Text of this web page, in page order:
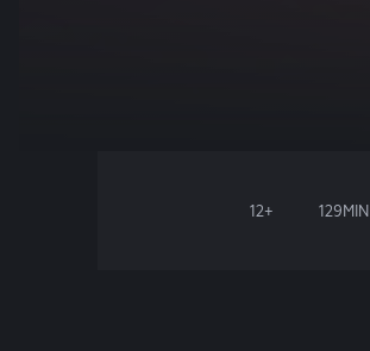
12+ 129MIN